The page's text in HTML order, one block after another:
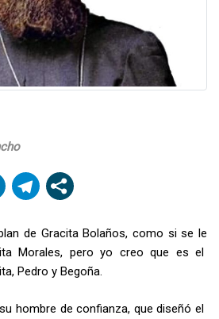
de Gracita Bolaños, como si se le
Morales, pero yo creo que es el
Pedro y Begoña.
hombre de confianza, que diseñó el